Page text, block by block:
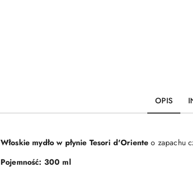
OPIS
Włoskie mydło w płynie Tesori d'Orienteo zapachu
Pojemność: 300 ml